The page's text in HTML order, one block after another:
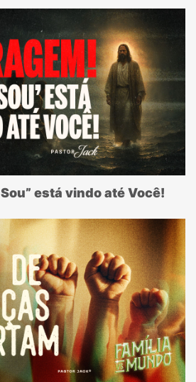
Sou” está vindo até Você!